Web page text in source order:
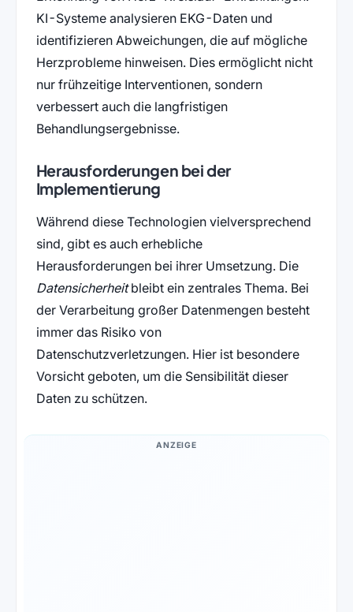
KI-Systeme analysieren EKG-Daten und
identifizieren Abweichungen, die auf mögliche
Herzprobleme hinweisen. Dies ermöglicht nicht
nur frühzeitige Interventionen, sondern
verbessert auch die langfristigen
Behandlungsergebnisse.
Herausforderungen bei der
Implementierung
Während diese Technologien vielversprechend
sind, gibt es auch erhebliche
Herausforderungen bei ihrer Umsetzung. Die
Datensicherheitbleibt ein zentrales Thema. Bei
der Verarbeitung großer Datenmengen besteht
immer das Risiko von
Datenschutzverletzungen. Hier ist besondere
Vorsicht geboten, um die Sensibilität dieser
Daten zu schützen.
ANZEIGE